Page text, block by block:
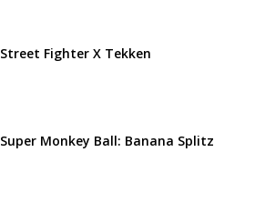
Street Fighter X Tekken
Super Monkey Ball: Banana Splitz